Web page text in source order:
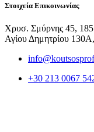
Στοιχεία Επικοινωνίας
Χρυσ. Σμύρνης 45, 185
Αγίου Δημητρίου
+30 213 0067